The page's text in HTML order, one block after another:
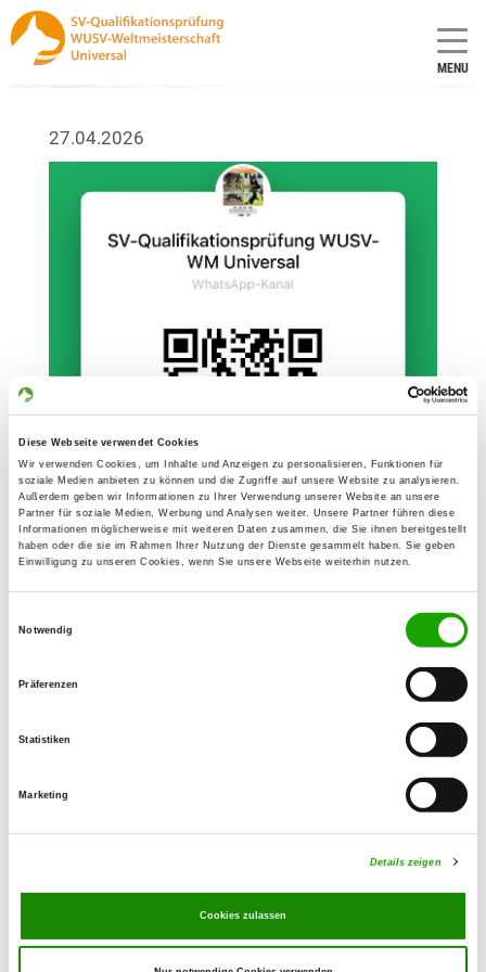
Diese Webseite verwendet Cookies
Wir verwenden Cookies, um Inhalte und Anzeigen zu personalisieren, Funktionen für
soziale Medien anbieten zu können und die Zugriffe auf unsere Website zu analysieren.
Außerdem geben wir Informationen zu Ihrer Verwendung unserer Website an unsere
Partner für soziale Medien, Werbung und Analysen weiter. Unsere Partner führen diese
Informationen möglicherweise mit weiteren Daten zusammen, die Sie ihnen bereitgestellt
haben oder die sie im Rahmen Ihrer Nutzung der Dienste gesammelt haben. Sie geben
Einwilligung zu unseren Cookies, wenn Sie unsere Webseite weiterhin nutzen.
Notwendig
Präferenzen
Statistiken
Marketing
Details zeigen
Cookies zulassen
MENU
27.04.2026
WhatsApp‑Kanal der
Veranstaltung
Alle aktuellen Informationen zur Veranstaltung
Scannen Sie einfach den QR‑Code, um direkt
zurück zur Übersicht